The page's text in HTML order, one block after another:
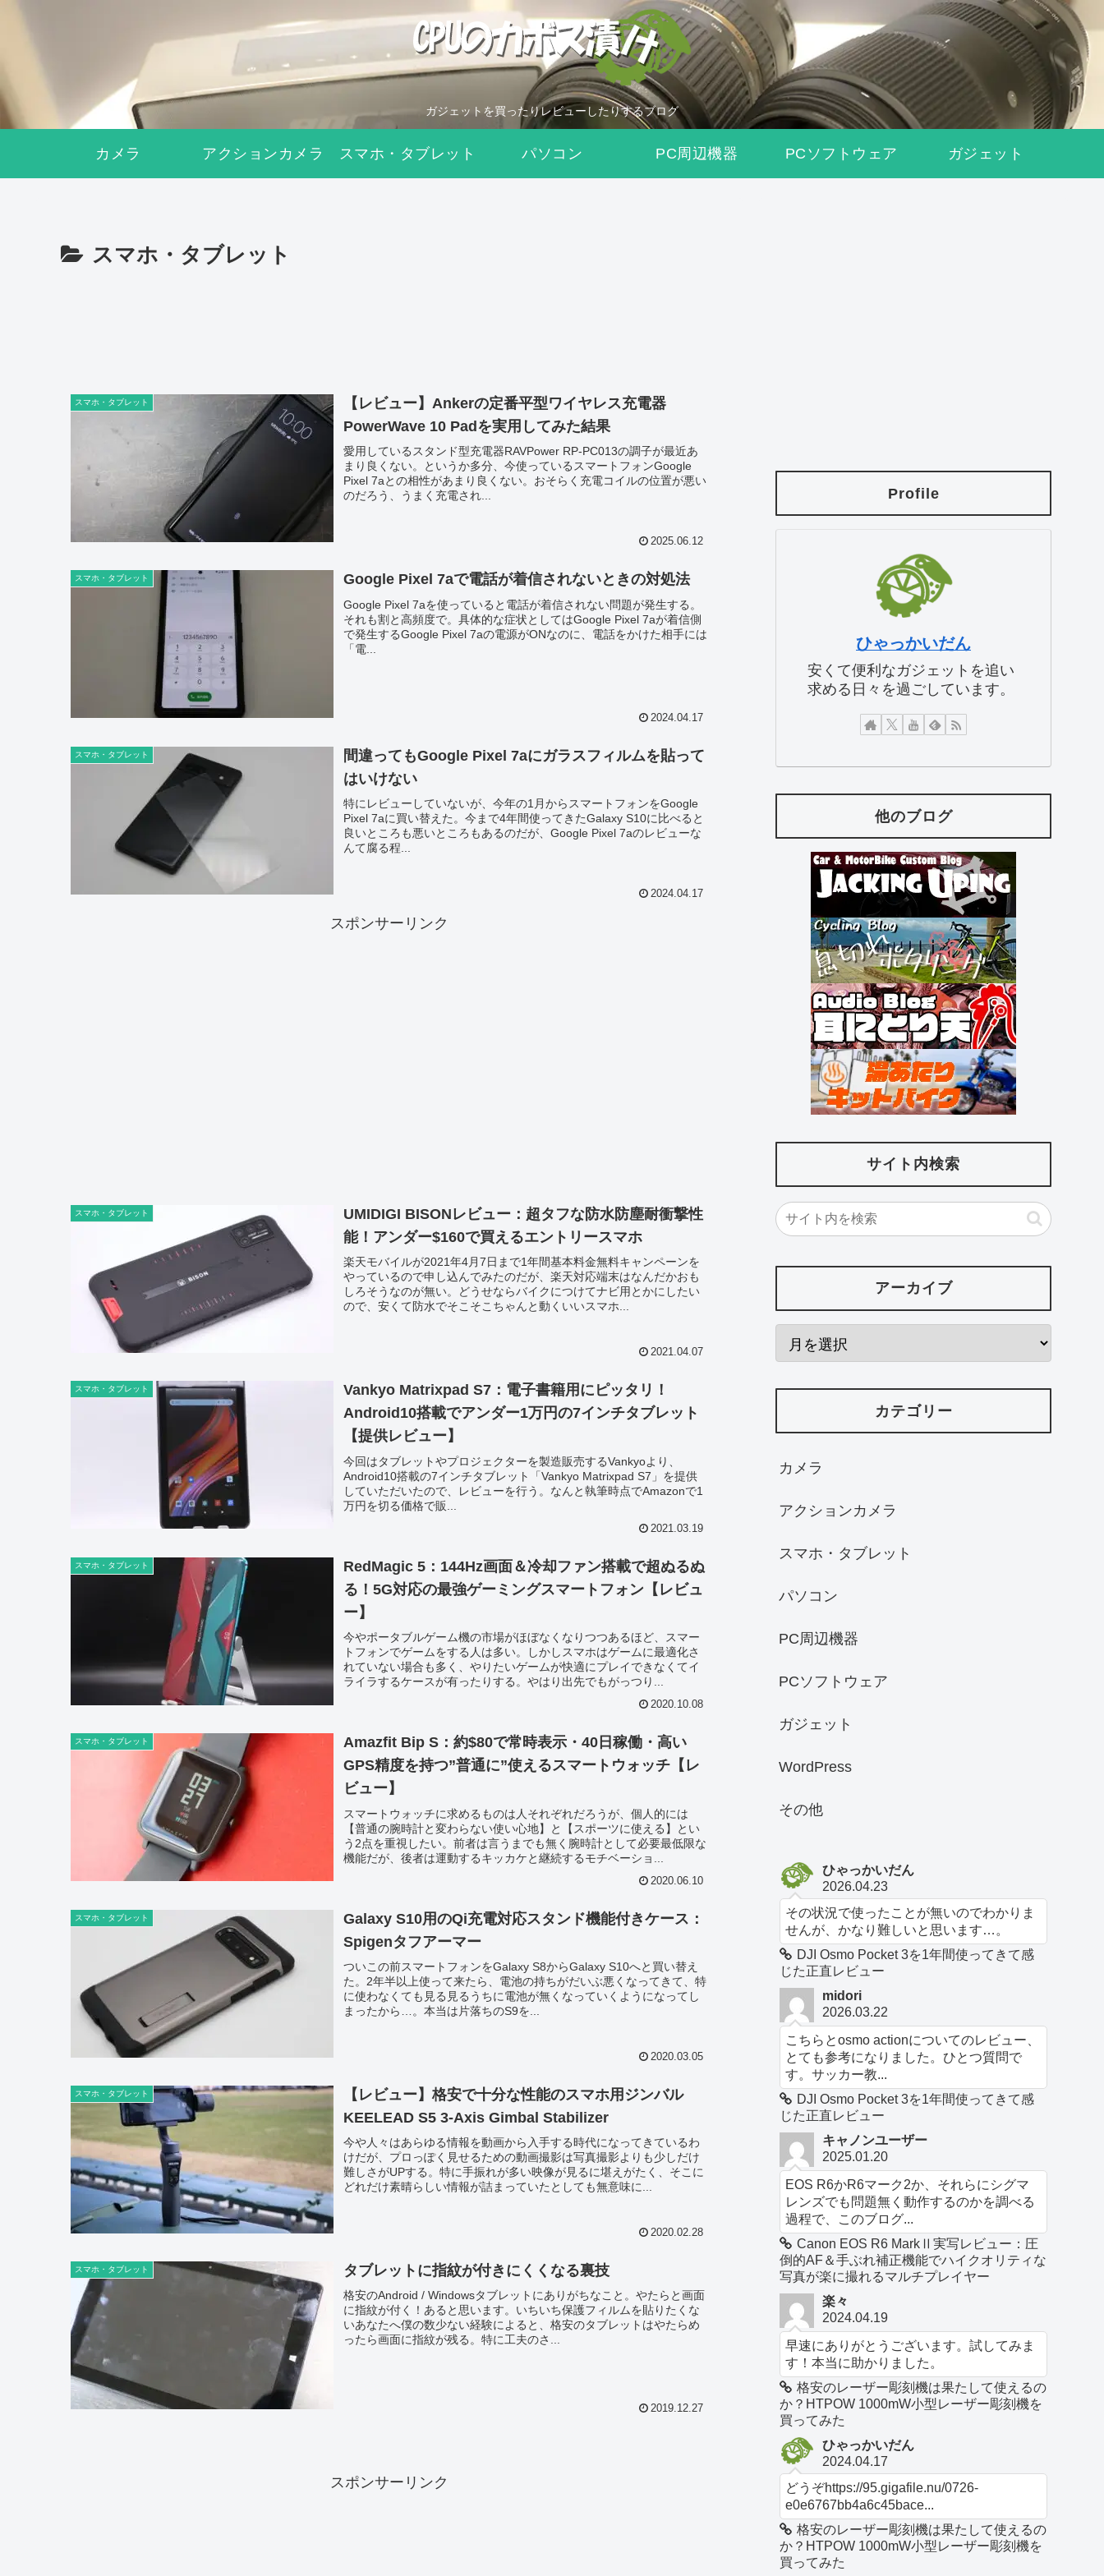
ガジェットを買ったりレビューしたりするブログ
カメラ アクションカメラ スマホ・タブレット パソコン PC周辺機器 PCソフトウェア ガジェット
スマホ・タブレット
スマホ・タブレット
【レビュー】Ankerの定番平型ワイヤレス充電器
PowerWave 10 Padを実用してみた結果
愛用しているスタンド型充電器RAVPower RP-PC013の調子が最近あ
まり良くない。というか多分、今使っているスマートフォンGoogle
Pixel 7aとの相性があまり良くない。おそらく充電コイルの位置が悪い
のだろう、うまく充電され...
2025.06.12
スマホ・タブレット Google Pixel 7aで電話が着信されないときの対処法
Google Pixel 7aを使っていると電話が着信されない問題が発生する。
それも割と高頻度で。具体的な症状としてはGoogle Pixel 7aが着信側
で発生するGoogle Pixel 7aの電源がONなのに、電話をかけた相手には
「電...
2024.04.17
スマホ・タブレット
間違ってもGoogle Pixel 7aにガラスフィルムを貼って
はいけない
特にレビューしていないが、今年の1月からスマートフォンをGoogle
Pixel 7aに買い替えた。今まで4年間使ってきたGalaxy S10に比べると
良いところも悪いところもあるのだが、Google Pixel 7aのレビューな
んて腐る程...
2024.04.17
スポンサーリンク
スマホ・タブレット
UMIDIGI BISONレビュー：超タフな防水防塵耐衝撃性
能！アンダー$160で買えるエントリースマホ
楽天モバイルが2021年4月7日まで1年間基本料金無料キャンペーンを
やっているので申し込んでみたのだが、楽天対応端末はなんだかおも
しろそうなのが無い。どうせならバイクにつけてナビ用とかにしたい
ので、安くて防水でそこそこちゃんと動くいいスマホ...
2021.04.07
スマホ・タブレット
Vankyo Matrixpad S7：電子書籍用にピッタリ！
Android10搭載でアンダー1万円の7インチタブレット
【提供レビュー】
今回はタブレットやプロジェクターを製造販売するVankyoより、
Android10搭載の7インチタブレット「Vankyo Matrixpad S7」を提供
していただいたので、レビューを行う。なんと執筆時点でAmazonで1
万円を切る価格で販...
2021.03.19
スマホ・タブレット
RedMagic 5：144Hz画面＆冷却ファン搭載で超ぬるぬ
る！5G対応の最強ゲーミングスマートフォン【レビュ
ー】
今やポータブルゲーム機の市場がほぼなくなりつつあるほど、スマー
トフォンでゲームをする人は多い。しかしスマホはゲームに最適化さ
れていない場合も多く、やりたいゲームが快適にプレイできなくてイ
ライラするケースが有ったりする。やはり出先でもがっつり...
2020.10.08
スマホ・タブレット
Amazfit Bip S：約$80で常時表示・40日稼働・高い
GPS精度を持つ”普通に”使えるスマートウォッチ【レ
ビュー】
スマートウォッチに求めるものは人それぞれだろうが、個人的には
【普通の腕時計と変わらない使い心地】と【スポーツに使える】とい
う2点を重視したい。前者は言うまでも無く腕時計として必要最低限な
機能だが、後者は運動するキッカケと継続するモチベーショ...
2020.06.10
スマホ・タブレット
Galaxy S10用のQi充電対応スタンド機能付きケース：
Spigenタフアーマー
ついこの前スマートフォンをGalaxy S8からGalaxy S10へと買い替え
た。2年半以上使って来たら、電池の持ちがだいぶ悪くなってきて、特
に使わなくても見る見るうちに電池が無くなっていくようになってし
まったから…。本当は片落ちのS9を...
2020.03.05
スマホ・タブレット
【レビュー】格安で十分な性能のスマホ用ジンバル
KEELEAD S5 3-Axis Gimbal Stabilizer
今や人々はあらゆる情報を動画から入手する時代になってきているわ
けだが、プロっぽく見せるための動画撮影は写真撮影よりも少しだけ
難しさがUPする。特に手振れが多い映像が見るに堪えがたく、そこに
どれだけ素晴らしい情報が詰まっていたとしても無意味に...
2020.02.28
スマホ・タブレット タブレットに指紋が付きにくくなる裏技
格安のAndroid / Windowsタブレットにありがちなこと。やたらと画面
に指紋が付く！あると思います。いちいち保護フィルムを貼りたくな
いあなたへ僕の数少ない経験によると、格安のタブレットはやたらめ
ったら画面に指紋が残る。特に工夫のさ...
2019.12.27
スポンサーリンク
Profile
ひゃっかいだん
安くて便利なガジェットを追い
求める日々を過ごしています。
他のブログ
サイト内検索
アーカイブ
カテゴリー
カメラ
アクションカメラ
スマホ・タブレット
パソコン
PC周辺機器
PCソフトウェア
ガジェット
WordPress
その他
ひゃっかいだん
2026.04.23
その状況で使ったことが無いのでわかりま
せんが、かなり難しいと思います…。
DJI Osmo Pocket 3を1年間使ってきて感
じた正直レビュー
midori
2026.03.22
こちらとosmo actionについてのレビュー、
とても参考になりました。ひとつ質問で
す。サッカー教...
DJI Osmo Pocket 3を1年間使ってきて感
じた正直レビュー
キャノンユーザー
2025.01.20
EOS R6かR6マーク2か、それらにシグマ
レンズでも問題無く動作するのかを調べる
過程で、このブログ...
Canon EOS R6 MarkⅡ実写レビュー：圧
倒的AF＆手ぶれ補正機能でハイクオリティな
写真が楽に撮れるマルチプレイヤー
楽々
2024.04.19
早速にありがとうございます。試してみま
す！本当に助かりました。
格安のレーザー彫刻機は果たして使えるの
か？HTPOW 1000mW小型レーザー彫刻機を
買ってみた
ひゃっかいだん
2024.04.17
どうぞhttps://95.gigafile.nu/0726-
e0e6767bb4a6c45bace...
格安のレーザー彫刻機は果たして使えるの
か？HTPOW 1000mW小型レーザー彫刻機を
買ってみた